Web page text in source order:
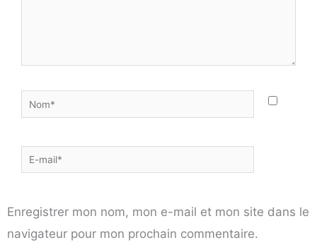
Nom*
E-
mail*
Enregistrer mon nom, mon e-mail et mon site dans le
navigateur pour mon prochain commentaire.